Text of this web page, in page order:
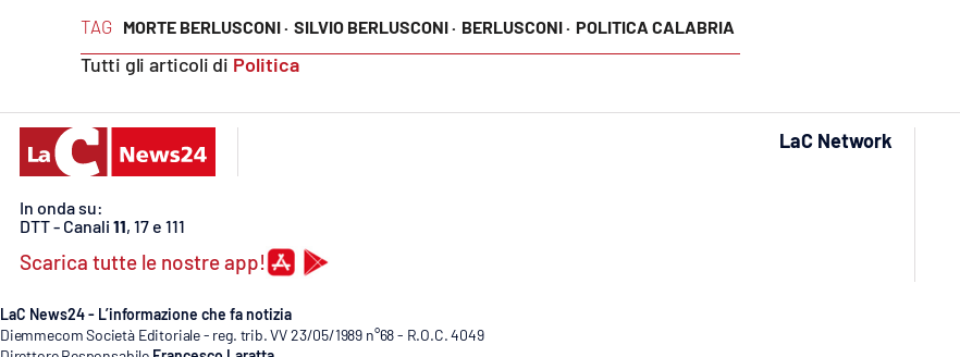
TAG MORTE BERLUSCONI · SILVIO BERLUSCONI · BERLUSCONI · POLITICA CALABRIA
Tutti gli articoli di Politica
In onda su:
DTT - Canali 11, 17 e 111
Scarica tutte le nostre app!
LaC Network
LaC News24 - L’informazione che fa notizia
Diemmecom Società Editoriale - reg. trib. VV 23/05/1989 n°68 - R.O.C. 4049